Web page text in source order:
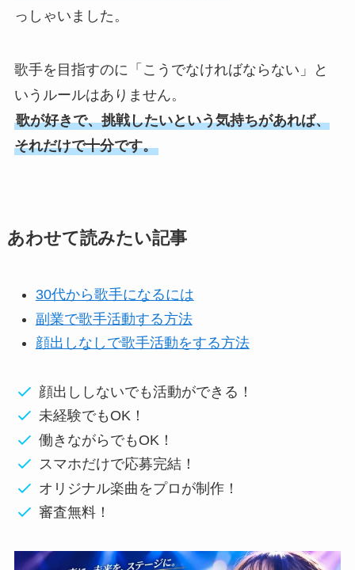
っしゃいました。
歌手を目指すのに「こうでなければならない」と
いうルールはありません。
歌が好きで、挑戦したいという気持ちがあれば、
それだけで十分です。
あわせて読みたい記事
30代から歌手になるには
副業で歌手活動する方法
顔出しなしで歌手活動をする方法
顔出ししないでも活動ができる！
未経験でもOK！
働きながらでもOK！
スマホだけで応募完結！
オリジナル楽曲をプロが制作！
審査無料！